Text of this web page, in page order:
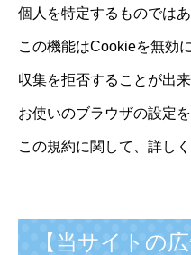
個人を特定するものではあ
この機能はCookieを無効
収集を拒否することが出
お使いのブラウザの設定
この規約に関して、詳し
【当サイトの